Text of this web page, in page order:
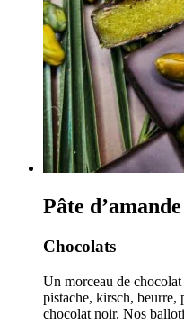
Pâte
Chocolats
Un morceau de chocolat
pistache, kirsch, beurre,
chocolat noir. Nos